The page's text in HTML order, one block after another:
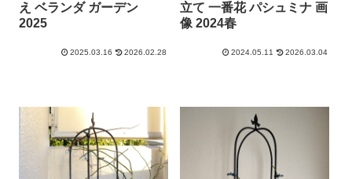
え ベランダ ガーデン
2025
2025.03.16 2026.02.28
立て 一番花 パシュミナ 画
像 2024春
2024.05.11 2026.03.04